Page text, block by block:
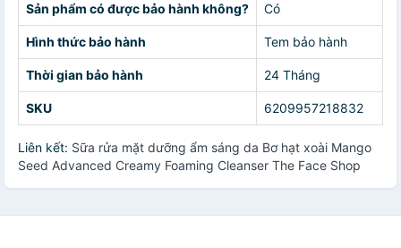
Sản phẩm có được bảo hành không? Có
Hình thức bảo hành Tem bảo hành
Thời gian bảo hành 24 Tháng
SKU 6209957218832
Liên kết: Sữa rửa mặt dưỡng ẩm sáng da Bơ hạt xoài Mango
Seed Advanced Creamy Foaming Cleanser The Face Shop